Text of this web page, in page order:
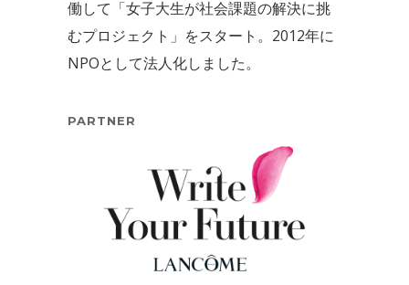
働して「女子大生が社会課題の解決に挑
むプロジェクト」をスタート。2012年に
NPOとして法人化しました。
PARTNER